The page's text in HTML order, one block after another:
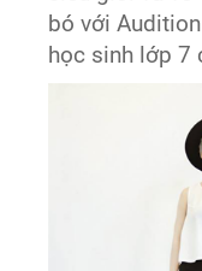
bó với
học sinh lớp 7